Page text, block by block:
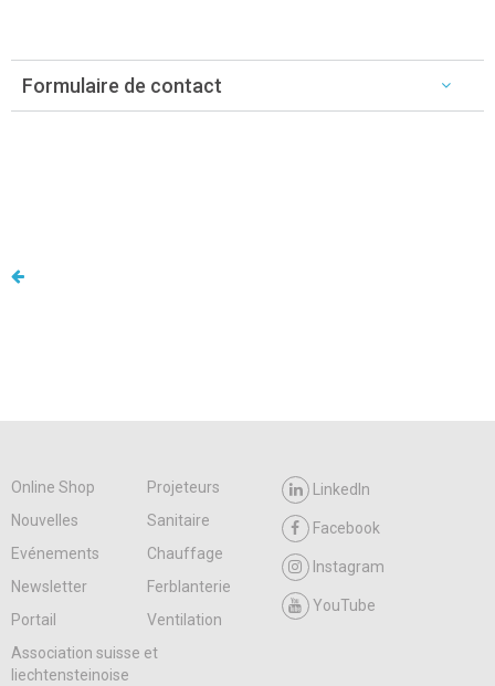
Formulaire de contact
Online Shop
Projeteurs
Nouvelles
Sanitaire
Evénements
Chauffage
Newsletter
Ferblanterie
Portail
Ventilation
LinkedIn
Facebook
Instagram
YouTube
Association suisse et
liechtensteinoise